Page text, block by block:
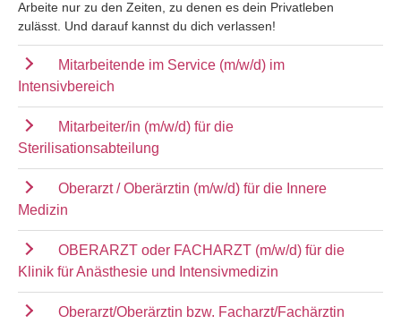
Arbeite nur zu den Zeiten, zu denen es dein Privatleben
zulässt. Und darauf kannst du dich verlassen!
Mitarbeitende im Service (m/w/d) im
Intensivbereich
Mitarbeiter/in (m/w/d) für die
Sterilisationsabteilung
Oberarzt / Oberärztin (m/w/d) für die Innere
Medizin
OBERARZT oder FACHARZT (m/w/d) für die
Klinik für Anästhesie und Intensivmedizin
Oberarzt/Oberärztin bzw. Facharzt/Fachärztin